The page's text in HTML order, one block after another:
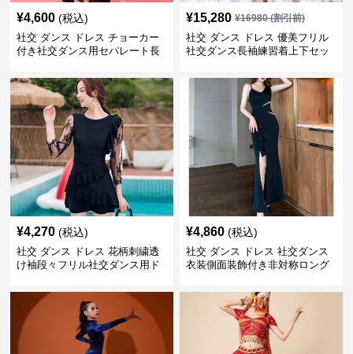
¥4,600 (税込)
社交 ダンス ドレス チョーカー
付き社交ダンス用セパレート長
¥15,280 ¥16980(割引前)
社交 ダンス ドレス 優美フリル
社交ダンス長袖練習着上下セッ
¥4,270 (税込)
社交 ダンス ドレス 花柄刺繍透
け袖段々フリル社交ダンス用ド
¥4,860 (税込)
社交 ダンス ドレス 社交ダンス
衣装側面装飾付き非対称ロング